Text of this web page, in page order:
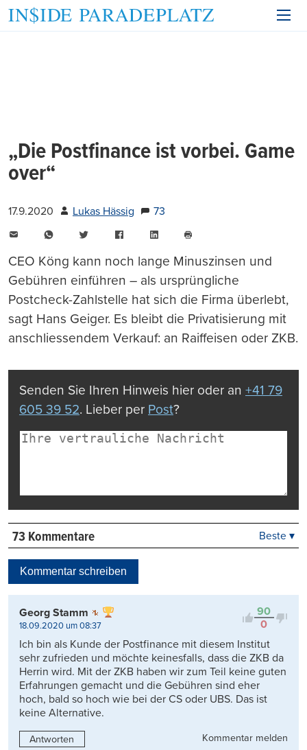
„Die Postfinance ist vorbei. Game
over“
17.9.2020 Lukas Hässig
73
WhatsAppTwitter FacebookLinkedIn
drucken
CEO Köng kann noch lange Minuszinsen und
Gebühren einführen – als ursprüngliche
Postcheck-Zahlstelle hat sich die Firma überlebt,
sagt Hans Geiger. Es bleibt die Privatisierung mit
anschliessendem Verkauf: an Raiffeisen oder ZKB.
Senden Sie Ihren Hinweis hier oder an +41 79
605 39 52. Lieber per Post?
73 Kommentare
Kontrovers
Beste ▾
Kommentar schreiben
90
0
Georg Stamm
18.09.2020 um 08:37
Ich bin als Kunde der Postfinance mit diesem Institut
sehr zufrieden und möchte keinesfalls, dass die ZKB da
Herrin wird. Mit der ZKB haben wir zum Teil keine guten
Erfahrungen gemacht und die Gebühren sind eher
hoch, bald so hoch wie bei der CS oder UBS. Das ist
keine Alternative.
Antworten
Kommentar melden